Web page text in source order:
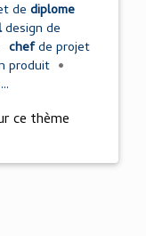
de diplome
design de
chefde projet
produit •
ce thème